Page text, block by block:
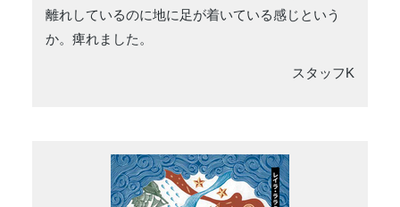
離れしているのに地に足が着いている感じという
か。痺れました。
スタッフK